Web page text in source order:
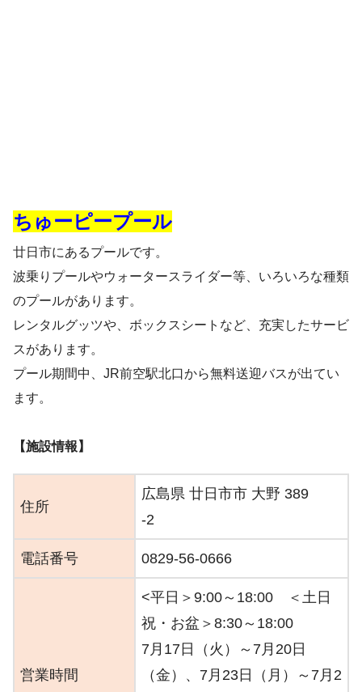
ちゅーピープール
廿日市にあるプールです。
波乗りプールやウォータースライダー等、いろいろな種類
のプールがあります。
レンタルグッツや、ボックスシートなど、充実したサービ
スがあります。
プール期間中、JR前空駅北口から無料送迎バスが出てい
ます。
【施設情報】
住所
広島県 廿日市市 大野 389
-2
電話番号 0829-56-0666
営業時間
<平日＞9:00～18:00 ＜土日
祝・お盆＞8:30～18:00
7月17日（火）～7月20日
（金）、7月23日（月）～7月2